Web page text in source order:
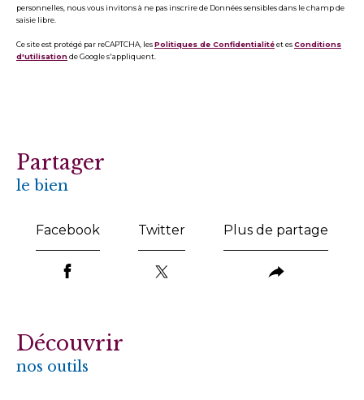
personnelles, nous vous invitons à ne pas inscrire de Données sensibles dans le champ de
saisie libre.
Ce site est protégé par reCAPTCHA, lesPolitiques de Confidentialitéet esConditions
d'utilisationde Google s'appliquent.
partager
le bien
Facebook Twitter Plus de partage
découvrir
nos outils